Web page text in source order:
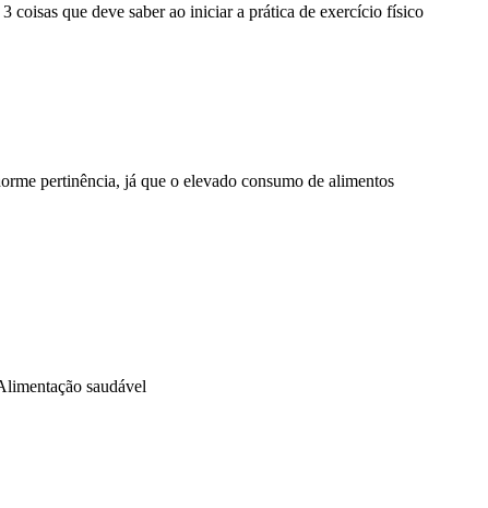
3 coisas que deve saber ao iniciar a prática de exercício físico
pertinência, já que o elevado consumo de alimentos
saudável